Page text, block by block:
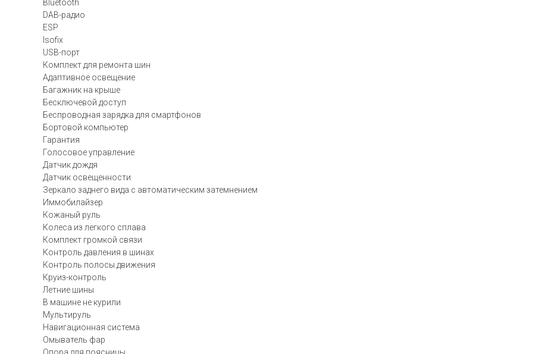
Bluetooth
DAB-радио
ESP
Isofix
USB-порт
Комплект для ремонта шин
Адаптивное освещение
Багажник на крыше
Бесключевой доступ
Беспроводная зарядка для смартфонов
Бортовой компьютер
Гарантия
Голосовое управление
Датчик дождя
Датчик освещенности
Зеркало заднего вида с автоматическим затемнением
Иммобилайзер
Кожаный руль
Колеса из легкого сплава
Комплект громкой связи
Контроль давления в шинах
Контроль полосы движения
Круиз-контроль
Летние шины
В машине не курили
Мультируль
Навигационная система
Омыватель фар